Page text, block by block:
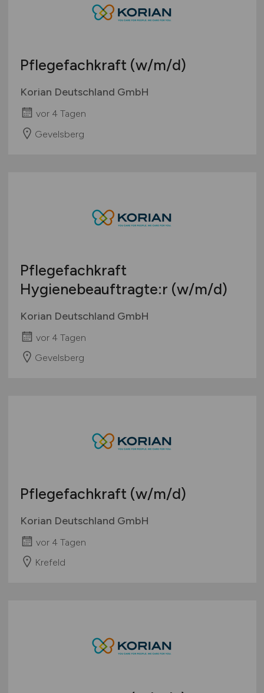
Pflegefachkraft (w/m/d)
Korian Deutschland GmbH
vor 4 Tagen
Gevelsberg
Pflegefachkraft
Hygienebeauftragte:r (w/m/d)
Korian Deutschland GmbH
vor 4 Tagen
Gevelsberg
Pflegefachkraft (w/m/d)
Korian Deutschland GmbH
vor 4 Tagen
Krefeld